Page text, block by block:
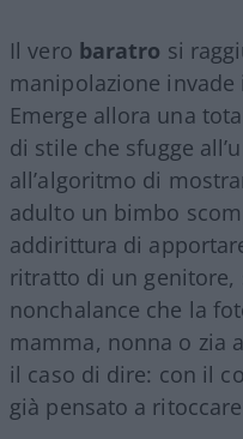
Il vero baratro si
manipolazione invade
Emerge allora una
di stile che sfugge
all’algoritmo di
adulto un bimbo
addirittura di
ritratto di un
nonchalance che la
mamma, nonna o zia
il caso di dire: con il
già pensato a